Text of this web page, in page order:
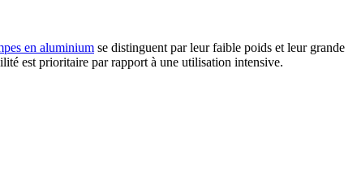
en aluminium se distinguent par leur faible poids et leur grande
est prioritaire par rapport à une utilisation intensive.